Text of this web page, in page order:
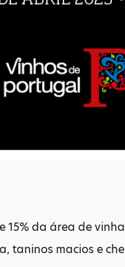
15% da área de
taninos macios e